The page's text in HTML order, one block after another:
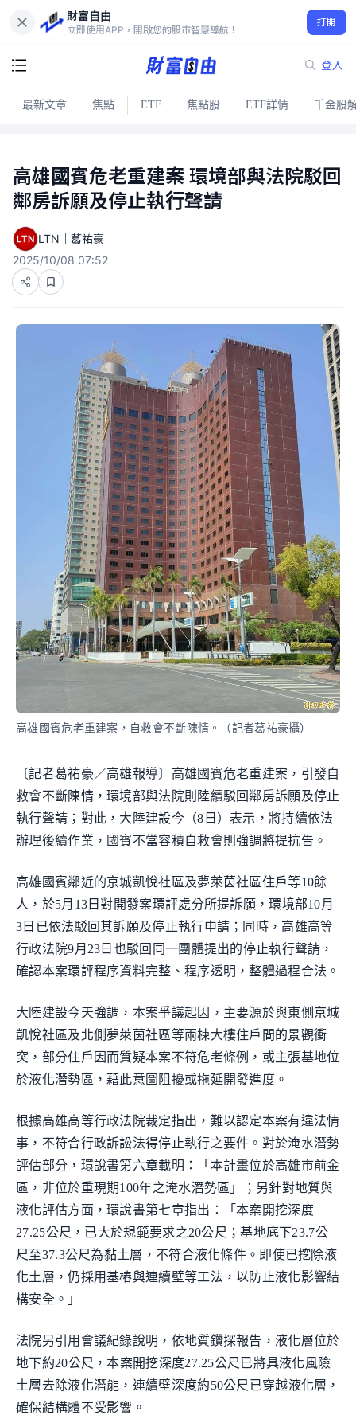
財富自由
立即使用APP，開啟您的股市智慧導航！
打開
登入
最新文章 焦點 ETF 焦點股 ETF詳情 千金股
高雄國賓危老重建案 環境部與法院駁回
鄰房訴願及停止執行聲請
LTN｜葛祐豪
2025/10/08 07:52
高雄國賓危老重建案，自救會不斷陳情。（記者葛祐豪攝）
〔記者葛祐豪／高雄報導〕高雄國賓危老重建案，引發自
救會不斷陳情，環境部與法院則陸續駁回鄰房訴願及停止
執行聲請；對此，大陸建設今（8日）表示，將持續依法
辦理後續作業，國賓不當容積自救會則強調將提抗告。
高雄國賓鄰近的京城凱悅社區及夢萊茵社區住戶等10餘
人，於5月13日對開發案環評處分所提訴願，環境部10月
3日已依法駁回其訴願及停止執行申請；同時，高雄高等
行政法院9月23日也駁回同一團體提出的停止執行聲請，
確認本案環評程序資料完整、程序透明，整體過程合法。
大陸建設今天強調，本案爭議起因，主要源於與東側京城
凱悅社區及北側夢萊茵社區等兩棟大樓住戶間的景觀衝
突，部分住戶因而質疑本案不符危老條例，或主張基地位
於液化潛勢區，藉此意圖阻擾或拖延開發進度。
根據高雄高等行政法院裁定指出，難以認定本案有違法情
事，不符合行政訴訟法得停止執行之要件。對於淹水潛勢
評估部分，環說書第六章載明：「本計畫位於高雄市前金
區，非位於重現期100年之淹水潛勢區」；另針對地質與
液化評估方面，環說書第七章指出：「本案開挖深度
27.25公尺，已大於規範要求之20公尺；基地底下23.7公
尺至37.3公尺為黏土層，不符合液化條件。即使已挖除液
化土層，仍採用基樁與連續壁等工法，以防止液化影響結
構安全。」
法院另引用會議紀錄說明，依地質鑽探報告，液化層位於
地下約20公尺，本案開挖深度27.25公尺已將具液化風險
土層去除液化潛能，連續壁深度約50公尺已穿越液化層，
確保結構體不受影響。